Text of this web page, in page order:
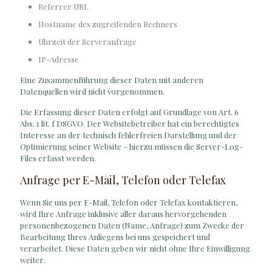
Referrer URL
Hostname des zugreifenden Rechners
Uhrzeit der Serveranfrage
IP-Adresse
Eine Zusammenführung dieser Daten mit anderen
Datenquellen wird nicht vorgenommen.
Die Erfassung dieser Daten erfolgt auf Grundlage von Art. 6
Abs. 1 lit. f DSGVO. Der Websitebetreiber hat ein berechtigtes
Interesse an der technisch fehlerfreien Darstellung und der
Optimierung seiner Website – hierzu müssen die Server-Log-
Files erfasst werden.
Anfrage per E-Mail, Telefon oder Telefax
Wenn Sie uns per E-Mail, Telefon oder Telefax kontaktieren,
wird Ihre Anfrage inklusive aller daraus hervorgehenden
personenbezogenen Daten (Name, Anfrage) zum Zwecke der
Bearbeitung Ihres Anliegens bei uns gespeichert und
verarbeitet. Diese Daten geben wir nicht ohne Ihre Einwilligung
weiter.